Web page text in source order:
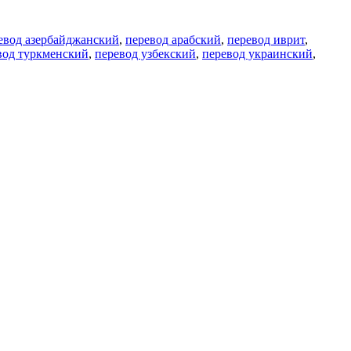
азербайджанский, перевод арабский, перевод иврит,
туркменский, перевод узбекский, перевод украинский,